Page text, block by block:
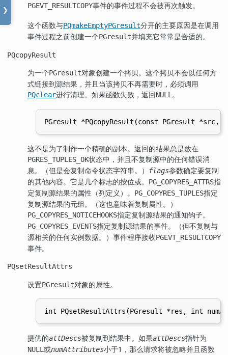
❯
PGEVT_RESULTCOPY事件的事件过程不会被再次触发。
这个函数与PQmakeEmptyPGresult分开的主要原因是在调用
事件过程之前创建一个PGresult并填充它常常是合适的。
PQcopyResult
为一个PGresult对象创建一个拷贝。这个拷贝不会以任何方
式链接到源结果，并且当该拷贝不再需要时，必须调用
PQclear进行清理。如果函数失败，返回NULL。
这不是为了制作一个精确的副本。返回的结果总是放在
PGRES_TUPLES_OK状态中，并且不复制源中的任何错误消
息。（但是会复制命令状态字符串。）
flags参数确定要复制
的其他内容。它是几个标志的按位或。
PG_COPYRES_ATTRS指
定复制源结果的属性（列定义）。
PG_COPYRES_TUPLES指定
复制源结果的元组。（这也意味着复制属性。）
PG_COPYRES_NOTICEHOOKS指定复制源结果的通知钩子。
PG_COPYRES_EVENTS指定复制源结果的事件。（但不复制与
源相关的任何实例数据。）事件程序接收PGEVT_RESULTCOPY
事件。
PQsetResultAttrs
设置PGresult对象的属性。
提供的attDescs被复制到结果中。如果attDescs指针为
NULL 或numAttributes小于1，那么请求将被忽略并且函数